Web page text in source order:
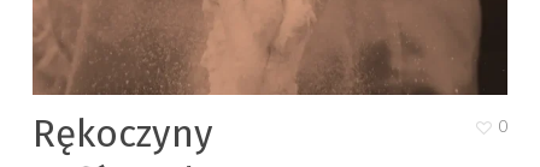
Rękoczyny
0